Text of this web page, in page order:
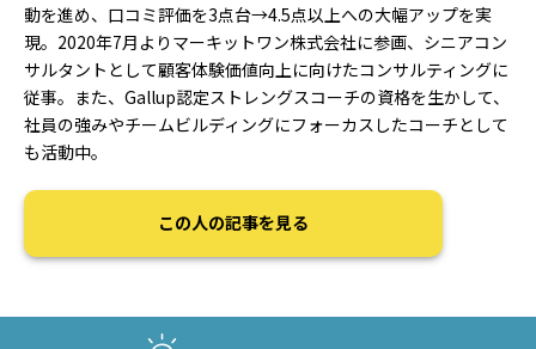
動を進め、口コミ評価を3点台→4.5点以上への大幅アップを実
現。2020年7月よりマーキットワン株式会社に参画、シニアコン
サルタントとして顧客体験価値向上に向けたコンサルティングに
従事。また、Gallup認定ストレングスコーチの資格を生かして、
社員の強みやチームビルディングにフォーカスしたコーチとして
も活動中。
この人の記事を見る